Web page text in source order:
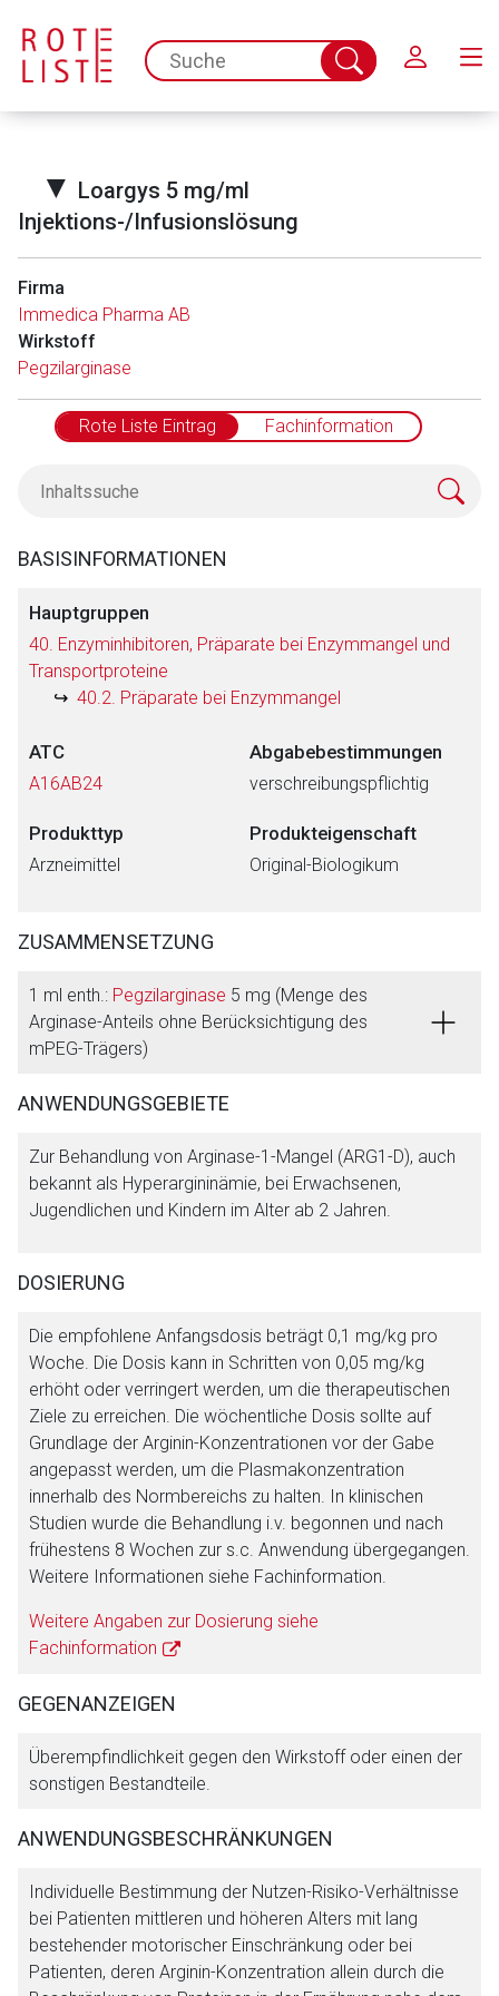
spc.search.input.placeholder
Suche
abschicken
▼ Loargys 5 mg/ml
Injektions-/Infusionslösung
Firma
Immedica Pharma AB
Wirkstoff
Pegzilarginase
Rote Liste Eintrag Fachinformation
BASISINFORMATIONEN
Hauptgruppen
40. Enzyminhibitoren, Präparate bei Enzymmangel und
Transportproteine
40.2. Präparate bei Enzymmangel
ATC
A16AB24
Abgabebestimmungen
verschreibungspflichtig
Produkttyp
Arzneimittel
Produkteigenschaft
Original-Biologikum
ZUSAMMENSETZUNG
1 ml enth.: Pegzilarginase 5 mg (Menge des
Arginase-Anteils ohne Berücksichtigung des
mPEG-Trägers)
ANWENDUNGSGEBIETE
Zur Behandlung von Arginase-1-Mangel (ARG1-D), auch
bekannt als Hyperargininämie, bei Erwachsenen,
Jugendlichen und Kindern im Alter ab 2 Jahren.
DOSIERUNG
Die empfohlene Anfangsdosis beträgt 0,1 mg/kg pro
Woche. Die Dosis kann in Schritten von 0,05 mg/kg
erhöht oder verringert werden, um die therapeutischen
Ziele zu erreichen. Die wöchentliche Dosis sollte auf
Grundlage der Arginin-Konzentrationen vor der Gabe
angepasst werden, um die Plasmakonzentration
innerhalb des Normbereichs zu halten. In klinischen
Studien wurde die Behandlung i.v. begonnen und nach
frühestens 8 Wochen zur s.c. Anwendung übergegangen.
Weitere Informationen siehe Fachinformation.
Weitere Angaben zur Dosierung siehe
Fachinformation
GEGENANZEIGEN
Überempfindlichkeit gegen den Wirkstoff oder einen der
sonstigen Bestandteile.
ANWENDUNGSBESCHRÄNKUNGEN
Individuelle Bestimmung der Nutzen-Risiko-Verhältnisse
bei Patienten mittleren und höheren Alters mit lang
bestehender motorischer Einschränkung oder bei
Patienten, deren Arginin-Konzentration allein durch die